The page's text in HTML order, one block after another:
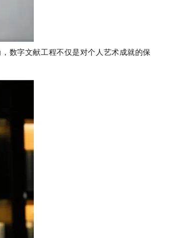
数字文献工程不仅是对个人艺术成就的保